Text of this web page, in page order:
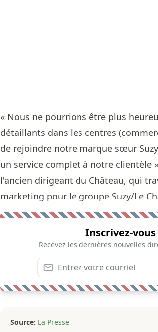
« Nous ne pourrions être plus
détaillants dans les centres
de rejoindre notre marque sœur
un service complet à notre clientèle
l'ancien dirigeant du Château, qui
marketing pour le groupe Suzy/Le
Inscrivez-
Recevez les dernières nouvelles
Source: La Presse